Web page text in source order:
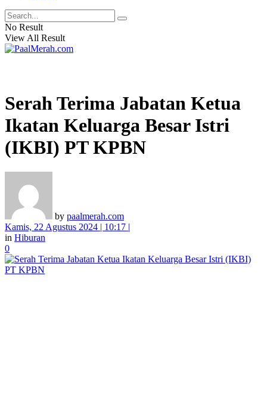
No Result
View All Result
Serah Terima Jabatan Ketua
Ikatan Keluarga Besar Istri
(IKBI) PT KPBN
by paalmerah.com
Kamis, 22 Agustus 2024 | 10:17 |
in Hiburan
0